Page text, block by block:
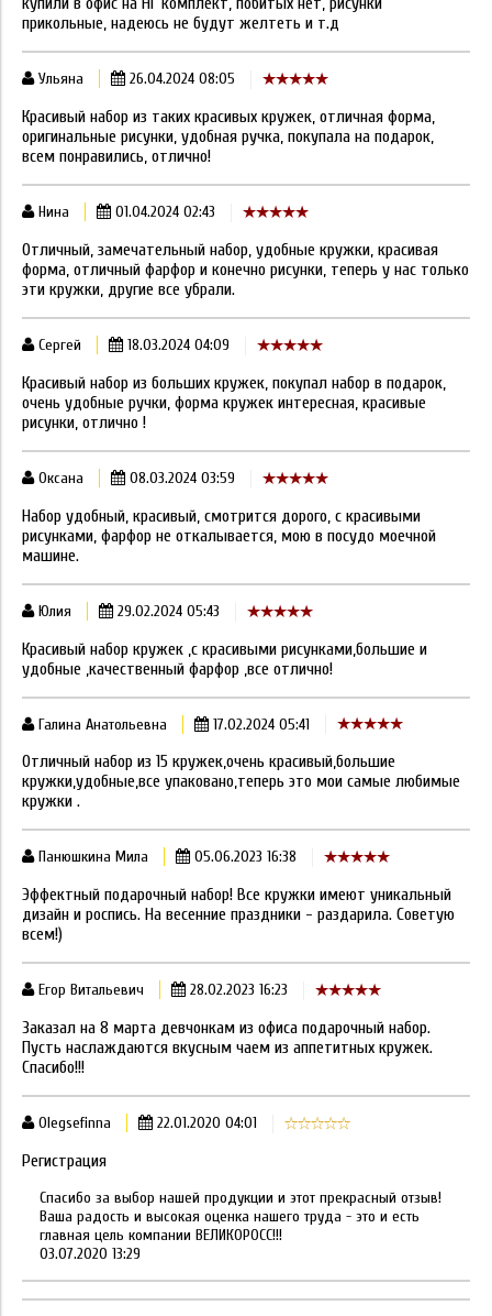
прикольные, надеюсь не будут желтеть и т.д
Ульяна 26.04.2024 08:05
Красивый набор из таких красивых кружек, отличная форма,
оригинальные рисунки, удобная ручка, покупала на подарок,
всем понравились, отлично!
Нина 01.04.2024 02:43
Отличный, замечательный набор, удобные кружки, красивая
форма, отличный фарфор и конечно рисунки, теперь у нас только
эти кружки, другие все убрали.
Сергей 18.03.2024 04:09
Красивый набор из больших кружек, покупал набор в подарок,
очень удобные ручки, форма кружек интересная, красивые
рисунки, отлично !
Оксана 08.03.2024 03:59
Набор удобный, красивый, смотрится дорого, с красивыми
рисунками, фарфор не откалывается, мою в посудо моечной
машине.
Юлия 29.02.2024 05:43
Красивый набор кружек ,с красивыми рисунками,большие и
удобные ,качественный фарфор ,все отлично!
Галина Анатольевна 17.02.2024 05:41
Отличный набор из 15 кружек,очень красивый,большие
кружки,удобные,все упаковано,теперь это мои самые любимые
кружки .
Панюшкина Мила 05.06.2023 16:38
Эффектный подарочный набор! Все кружки имеют уникальный
дизайн и роспись. На весенние праздники - раздарила. Советую
всем!)
Егор Витальевич 28.02.2023 16:23
Заказал на 8 марта девчонкам из офиса подарочный набор.
Пусть наслаждаются вкусным чаем из аппетитных кружек.
Спасибо!!!
Olegsefinna 22.01.2020 04:01
Регистрация
Спасибо за выбор нашей продукции и этот прекрасный отзыв!
Ваша радость и высокая оценка нашего труда - это и есть
главная цель компании ВЕЛИКОРОСС!!!
03.07.2020 13:29